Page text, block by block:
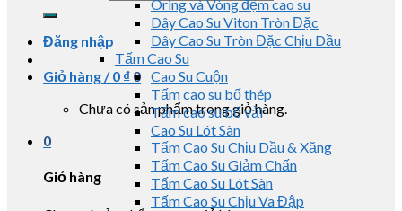
Đăng nhập
Giỏ hàng /0 ₫ 0
Chưa có sản phẩm trong giỏ hàng.
0
Giỏ hàng
Oring và Vòng đệm cao su
Dây Cao Su Viton Tròn Đặc
Dây Cao Su Tròn Đặc Chịu Dầu
Tấm Cao Su
Cao Su Cuộn
Tấm cao su bố thép
Tấm cao su bố vải
Cao Su Lót Sàn
Tấm Cao Su Chịu Dầu & Xăng
Tấm Cao Su Giảm Chấn
Tấm Cao Su Lót Sàn
Tấm Cao Su Chịu Va Đập